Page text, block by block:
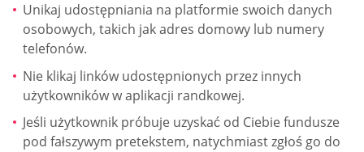
Unikaj udostępniania na platformie swoich danych
osobowych, takich jak adres domowy lub numery
telefonów.
Nie klikaj linków udostępnionych przez innych
użytkowników w aplikacji randkowej.
Jeśli użytkownik próbuje uzyskać od Ciebie fundusze
pod fałszywym pretekstem, natychmiast zgłoś go do